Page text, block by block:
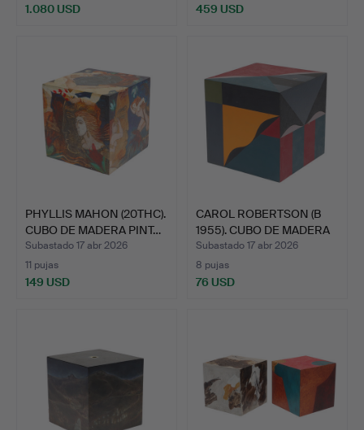
1.080 USD 459 USD
PHYLLIS MAHON (20THC).
CUBO DE MADERA PINT…
Subastado 17 abr 2026
11 pujas
149 USD
CAROL ROBERTSON (B
1955). CUBO DE MADERA
P…
Subastado 17 abr 2026
8 pujas
76 USD